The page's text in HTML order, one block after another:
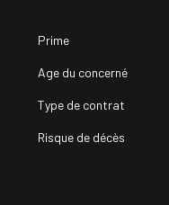
Prime
Age du concerné
Type de contrat
Risque de décès